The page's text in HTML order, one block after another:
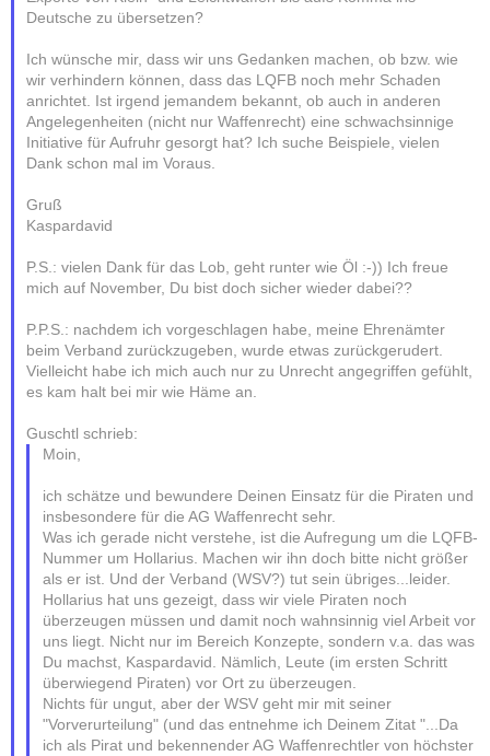
Deutsche zu übersetzen?
Ich wünsche mir, dass wir uns Gedanken machen, ob bzw. wie
wir verhindern können, dass das LQFB noch mehr Schaden
anrichtet. Ist irgend jemandem bekannt, ob auch in anderen
Angelegenheiten (nicht nur Waffenrecht) eine schwachsinnige
Initiative für Aufruhr gesorgt hat? Ich suche Beispiele, vielen
Dank schon mal im Voraus.
Gruß
Kaspardavid
P.S.: vielen Dank für das Lob, geht runter wie Öl :-)) Ich freue
mich auf November, Du bist doch sicher wieder dabei??
P.P.S.: nachdem ich vorgeschlagen habe, meine Ehrenämter
beim Verband zurückzugeben, wurde etwas zurückgerudert.
Vielleicht habe ich mich auch nur zu Unrecht angegriffen gefühlt,
es kam halt bei mir wie Häme an.
Guschtl schrieb:
Moin,
ich schätze und bewundere Deinen Einsatz für die Piraten und
insbesondere für die AG Waffenrecht sehr.
Was ich gerade nicht verstehe, ist die Aufregung um die LQFB-
Nummer um Hollarius. Machen wir ihn doch bitte nicht größer
als er ist. Und der Verband (WSV?) tut sein übriges...leider.
Hollarius hat uns gezeigt, dass wir viele Piraten noch
überzeugen müssen und damit noch wahnsinnig viel Arbeit vor
uns liegt. Nicht nur im Bereich Konzepte, sondern v.a. das was
Du machst, Kaspardavid. Nämlich, Leute (im ersten Schritt
überwiegend Piraten) vor Ort zu überzeugen.
Nichts für ungut, aber der WSV geht mir mit seiner
"Vorverurteilung" (und das entnehme ich Deinem Zitat "...Da
ich als Pirat und bekennender AG Waffenrechtler von höchster